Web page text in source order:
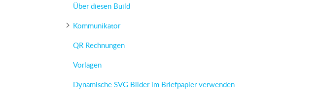
Über diesen Build
Kommunikator
QR Rechnungen
Vorlagen
Dynamische SVG Bilder im Briefpapier verwenden